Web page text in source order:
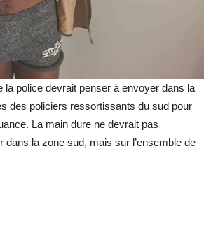
la police devrait penser à envoyer dans la
des policiers ressortissants du sud pour
La main dure ne devrait pas
dans la zone sud, mais sur l’ensemble de